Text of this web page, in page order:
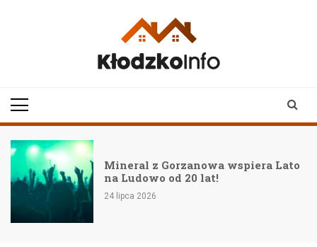
Mineral z Gorzanowa wspiera Lato
na Ludowo od 20 lat!
24 lipca 2026